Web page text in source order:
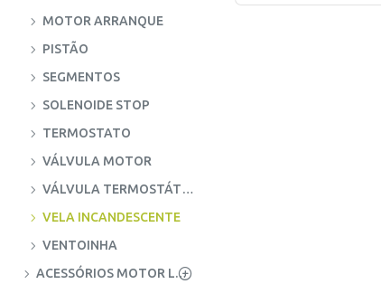
MOTOR ARRANQUE
PISTÃO
SEGMENTOS
SOLENOIDE STOP
TERMOSTATO
VÁLVULA MOTOR
VÁLVULA TERMOSTÁTICA
VELA INCANDESCENTE
VENTOINHA
ACESSÓRIOS MOTOR LOMBARDINI